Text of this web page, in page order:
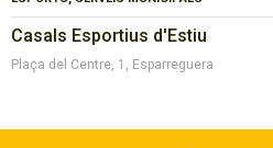
Casals Esportius d'Estiu
Plaça del Centre, 1, Esparreguera